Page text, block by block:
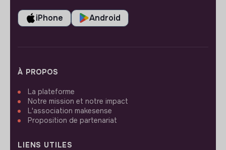
iPhone Android
À PROPOS
La plateforme
Notre mission et notre impact
L'association makesense
Proposition de partenariat
LIENS UTILES